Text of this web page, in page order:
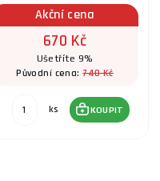
Akční cena
670 Kč
Ušetříte 9%
Původní cena:740 Kč
ks KOUPIT